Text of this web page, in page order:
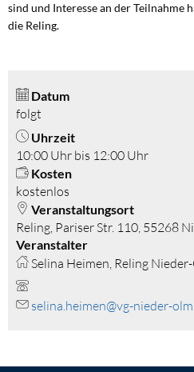
sind und Interesse an der Teilnahme
die Reling.
Datum
folgt
Uhrzeit
10:00 Uhr bis 12:00 Uhr
Kosten
kostenlos
Veranstaltungsort
Reling, Pariser Str. 110, 55268
Veranstalter
Selina Heimen, Reling
selina.heimen@vg-nieder-